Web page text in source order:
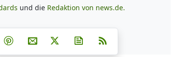
und die Redaktion von news.de.
hinzufügen
Teilen auf Facebook
Teilen auf Whatsapp
Teilen auf Telegram
Teilen auf Pinterest
Per E-Mail teilen
Post auf XNewsletter abonnieren